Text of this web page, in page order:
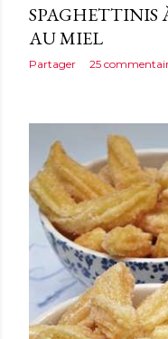
SPAGHETTINIS
AU MIEL
Partager 25